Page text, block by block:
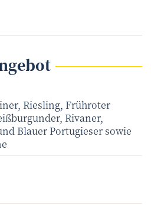
Riesling, Frühroter
Rivaner,
Blauer Portugieser sowie